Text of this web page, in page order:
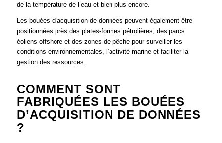
de la température de l’eau et bien plus encore.
Les bouées d’acquisition de données peuvent également être
positionnées près des plates-formes pétrolières, des parcs
éoliens offshore et des zones de pêche pour surveiller les
conditions environnementales, l’activité marine et faciliter la
gestion des ressources.
COMMENT SONT
FABRIQUÉES LES BOUÉES
D’ACQUISITION DE DONNÉES
?